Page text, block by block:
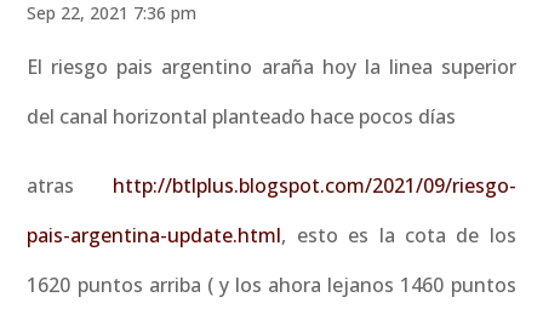
Sep 22, 2021 7:36 pm
El riesgo pais argentino araña hoy la linea superior
del canal horizontal planteado hace pocos días
atras http://btlplus.blogspot.com/2021/09/riesgo-
pais-argentina-update.html, esto es la cota de los
1620 puntos arriba ( y los ahora lejanos 1460 puntos